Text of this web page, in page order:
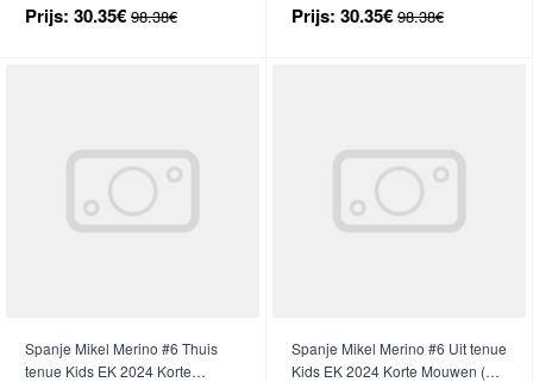
Prijs: 30.35€ 98.38€ Prijs: 30.35€ 98.38€
Spanje Mikel Merino #6 Thuis
tenue Kids EK 2024 Korte
Spanje Mikel Merino #6 Uit tenue
Kids EK 2024 Korte Mouwen (+